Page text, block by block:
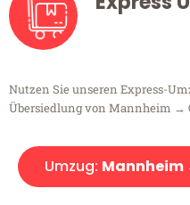
Nutzen Sie unseren Express-
Übersiedlung von Mannheim →
Umzug: Mannheim